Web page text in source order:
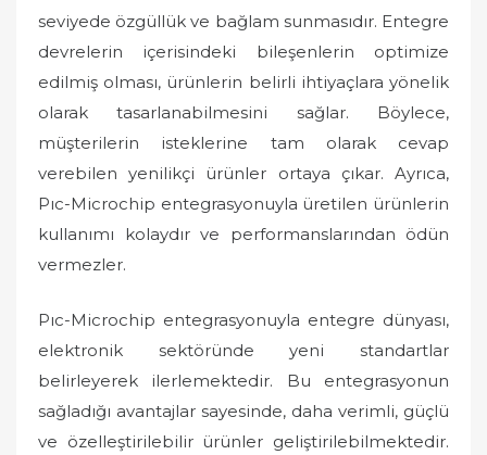
seviyede özgüllük ve bağlam sunmasıdır. Entegre
devrelerin içerisindeki bileşenlerin optimize
edilmiş olması, ürünlerin belirli ihtiyaçlara yönelik
olarak tasarlanabilmesini sağlar. Böylece,
müşterilerin isteklerine tam olarak cevap
verebilen yenilikçi ürünler ortaya çıkar. Ayrıca,
Pıc-Microchip entegrasyonuyla üretilen ürünlerin
kullanımı kolaydır ve performanslarından ödün
vermezler.
Pıc-Microchip entegrasyonuyla entegre dünyası,
elektronik sektöründe yeni standartlar
belirleyerek ilerlemektedir. Bu entegrasyonun
sağladığı avantajlar sayesinde, daha verimli, güçlü
ve özelleştirilebilir ürünler geliştirilebilmektedir.